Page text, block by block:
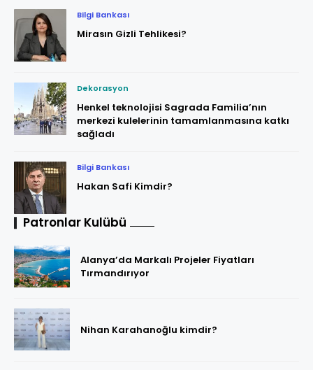
Bilgi Bankası
Mirasın Gizli Tehlikesi?
Dekorasyon
Henkel teknolojisi Sagrada Familia’nın
merkezi kulelerinin tamamlanmasına katkı
sağladı
Bilgi Bankası
Hakan Safi Kimdir?
Patronlar Kulübü
Alanya’da Markalı Projeler Fiyatları
Tırmandırıyor
Nihan Karahanoğlu kimdir?